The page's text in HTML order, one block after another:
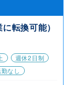
転換可能）
週休2日制
なし